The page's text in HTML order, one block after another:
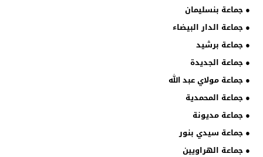
● جماعة بنسليمان
● جماعة الدار البيضاء
● جماعة برشيد
● جماعة الجديدة
● جماعة مولاي عبد الله
● جماعة المحمدية
● جماعة مديونة
● جماعة سيدي بنور
● جماعة الهراويين